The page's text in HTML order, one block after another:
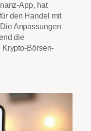
App, hat
den Handel mit
Anpassungen
die
Börsen-